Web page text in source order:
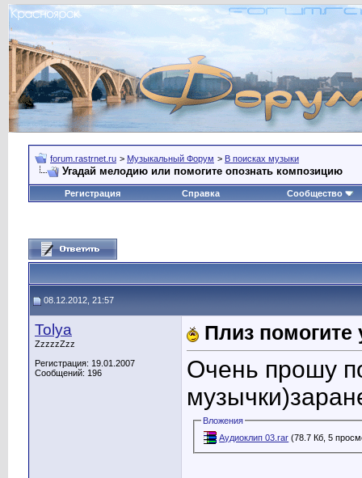
forum.rastrnet.ru > Музыкальный Форум > В поисках музыки
Угадай мелодию или помогите опознать композицию
Регистрация Справка Сообщество
08.12.2012, 21:57
Tolya
ZzzzzZzz
Регистрация: 19.01.2007
Сообщений: 196
Плиз помогите
Очень прошу
Вложения
Аудиоклип 03.rar (78.7 Кб, 5